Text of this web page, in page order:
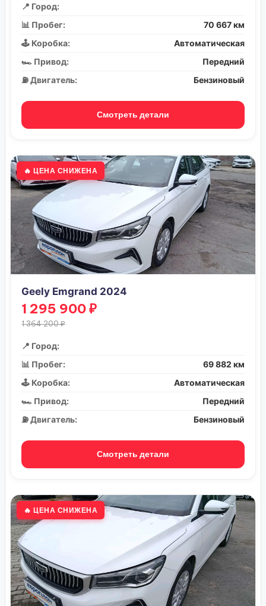
📍 Город:
📊 Пробег:
70 667 км
🕹️ Коробка:
Автоматическая
🏎️ Привод:
Передний
⛽ Двигатель:
Бензиновый
Смотреть детали
🔥 ЦЕНА СНИЖЕНА
Geely Emgrand 2024
1 295 900 ₽
1 364 200 ₽
📍 Город:
📊 Пробег:
69 882 км
🕹️ Коробка:
Автоматическая
🏎️ Привод:
Передний
⛽ Двигатель:
Бензиновый
Смотреть детали
🔥 ЦЕНА СНИЖЕНА